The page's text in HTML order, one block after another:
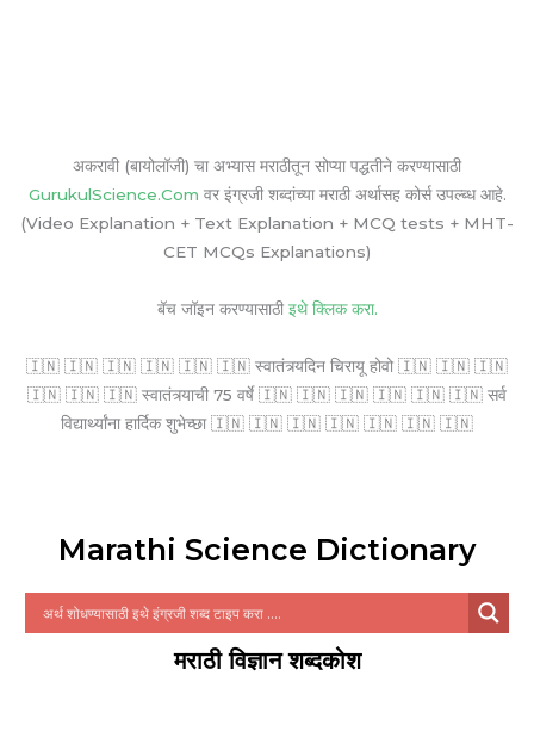
अकरावी (बायोलॉजी) चा अभ्यास मराठीतून सोप्या पद्धतीने करण्यासाठी
GurukulScience.Com वर इंग्रजी शब्दांच्या मराठी अर्थासह कोर्स उपल्ब्ध आहे.
(Video Explanation + Text Explanation + MCQ tests + MHT-
CET MCQs Explanations)
बॅच जॉइन करण्यासाठी इथे क्लिक करा.
🇮🇳 🇮🇳 🇮🇳 🇮🇳 🇮🇳 🇮🇳 स्वातंत्र्यदिन चिरायू होवो 🇮🇳 🇮🇳 🇮🇳
🇮🇳 🇮🇳 🇮🇳 स्वातंत्र्याची 75 वर्षे 🇮🇳 🇮🇳 🇮🇳 🇮🇳 🇮🇳 🇮🇳 सर्व
विद्यार्थ्यांना हार्दिक शुभेच्छा 🇮🇳 🇮🇳 🇮🇳 🇮🇳 🇮🇳 🇮🇳 🇮🇳
Marathi Science Dictionary
मराठी विज्ञान शब्दकोश